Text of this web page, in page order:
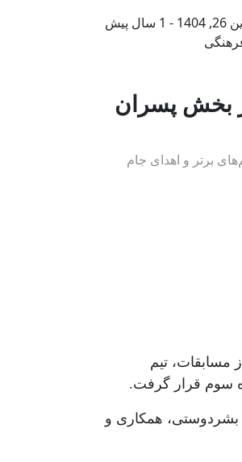
بخش پسران
برتر و اهدای جام
مسابقات، تیم
سوم قرار گرفت.
بشردوستی، همکاری و